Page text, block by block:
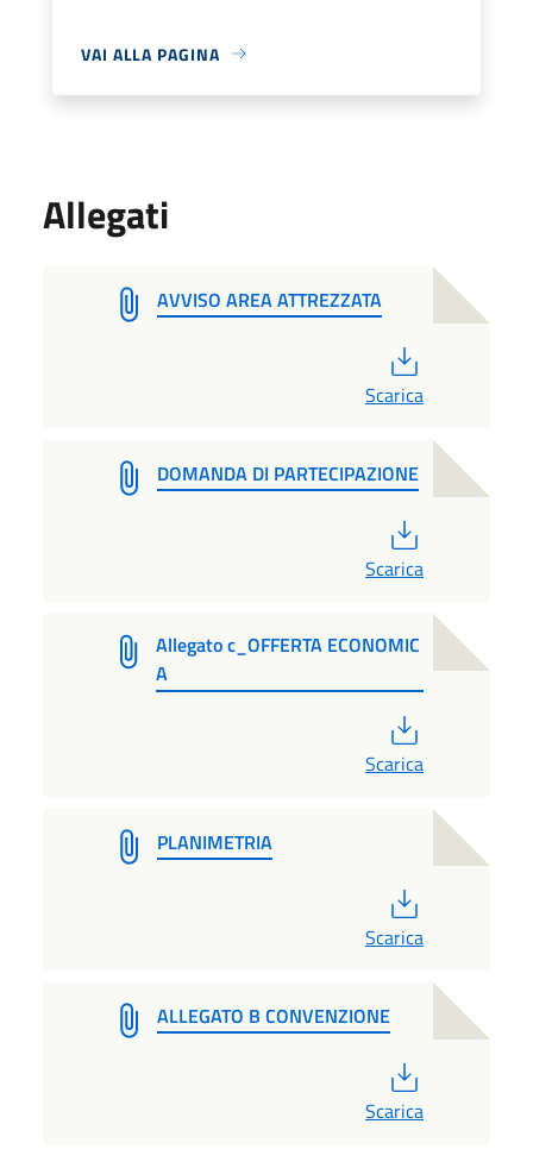
VAI ALLA PAGINA
Allegati
AVVISO AREA ATTREZZATA
Scarica
DOMANDA DI PARTECIPAZIONE
Scarica
Allegato c_OFFERTA ECONOMIC
A
Scarica
PLANIMETRIA
Scarica
ALLEGATO B CONVENZIONE
Scarica